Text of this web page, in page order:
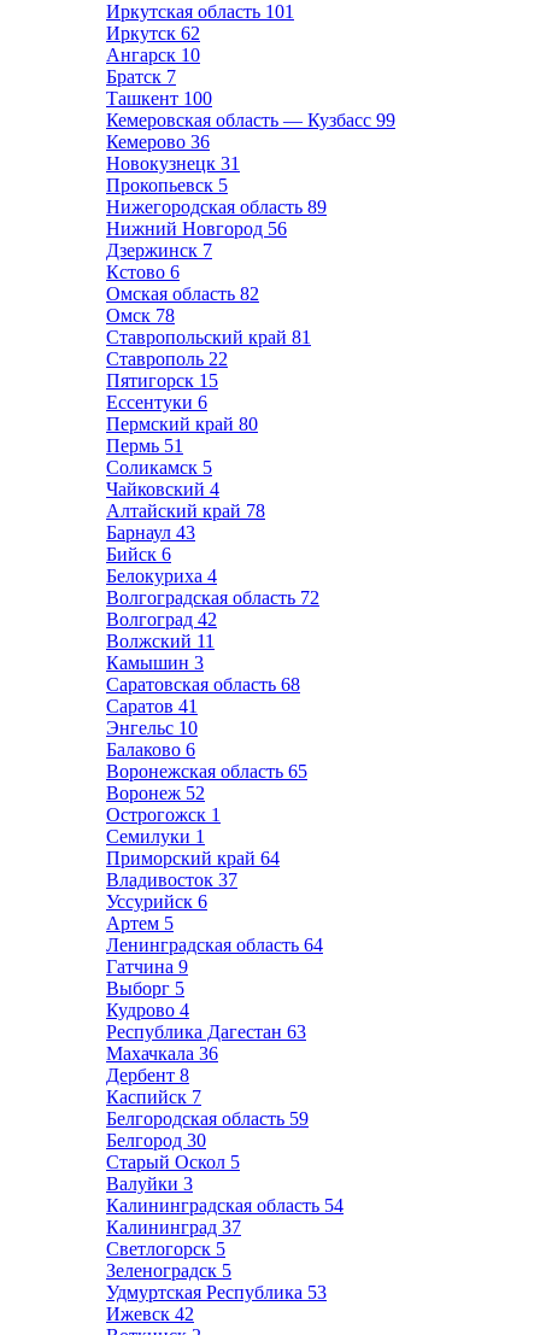
Иркутская область 101
Иркутск 62
Ангарск 10
Братск 7
Ташкент 100
Кемеровская область — Кузбасс 99
Кемерово 36
Новокузнецк 31
Прокопьевск 5
Нижегородская область 89
Нижний Новгород 56
Дзержинск 7
Кстово 6
Омская область 82
Омск 78
Ставропольский край 81
Ставрополь 22
Пятигорск 15
Ессентуки 6
Пермский край 80
Пермь 51
Соликамск 5
Чайковский 4
Алтайский край 78
Барнаул 43
Бийск 6
Белокуриха 4
Волгоградская область 72
Волгоград 42
Волжский 11
Камышин 3
Саратовская область 68
Саратов 41
Энгельс 10
Балаково 6
Воронежская область 65
Воронеж 52
Острогожск 1
Семилуки 1
Приморский край 64
Владивосток 37
Уссурийск 6
Артем 5
Ленинградская область 64
Гатчина 9
Выборг 5
Кудрово 4
Республика Дагестан 63
Махачкала 36
Дербент 8
Каспийск 7
Белгородская область 59
Белгород 30
Старый Оскол 5
Валуйки 3
Калининградская область 54
Калининград 37
Светлогорск 5
Зеленоградск 5
Удмуртская Республика 53
Ижевск 42